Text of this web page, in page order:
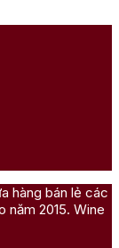
hàng bán lẻ các
năm 2015. Wine